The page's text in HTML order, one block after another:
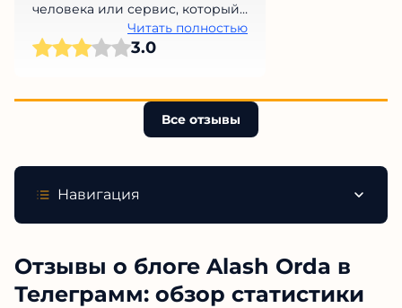
человека или сервис, который
не обманет нас на деньги?
Просто невыносимо!
Читать полностью
3.0
Все отзывы
Навигация
Отзывы о блоге Alash Orda в
Телеграмм: обзор статистики